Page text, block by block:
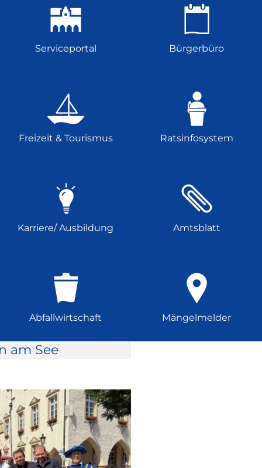
Serviceportal Bürgerbüro
Freizeit & Tourismus Ratsinfosystem
Karriere/ Ausbildung Amtsblatt
Abfallwirtschaft Mängelmelder
am See